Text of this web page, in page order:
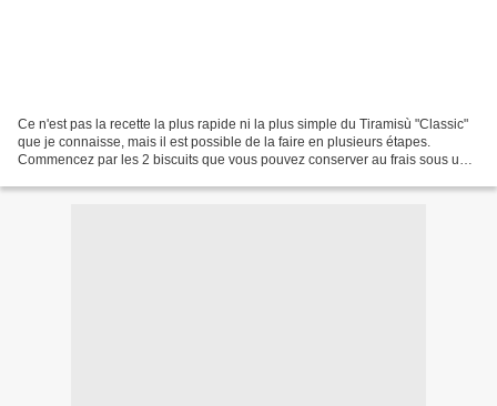
Ce n'est pas la recette la plus rapide ni la plus simple du Tiramisù "Classic"
que je connaisse, mais il est possible de la faire en plusieurs étapes.
Commencez par les 2 biscuits que vous pouvez conserver au frais sous un